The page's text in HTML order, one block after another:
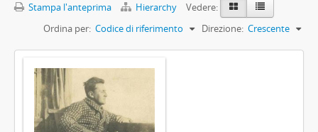
Stampa l'anteprima Hierarchy
Vedere:
Ordina per: Codice di riferimento Direzione: Crescente